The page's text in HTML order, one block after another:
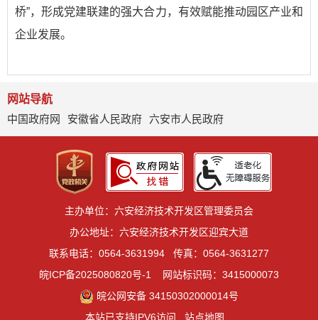
桥”，形成党建联建的强大合力，有效赋能推动园区产业和
企业发展。
网站导航
中国政府网
安徽省人民政府 六安市人民政府
主办单位：六安经济技术开发区管理委员会
办公地址：六安经济技术开发区迎宾大道
联系电话：0564-3631994
传真：0564-3631277
皖ICP备2025080820号-1
网站标识码：3415000073
皖公网安备 34150302000014号
本站已支持IPV6访问
站点地图